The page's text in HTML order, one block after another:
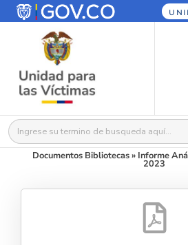
Buscar:
Documentos Bibliotecas» Informe
2023